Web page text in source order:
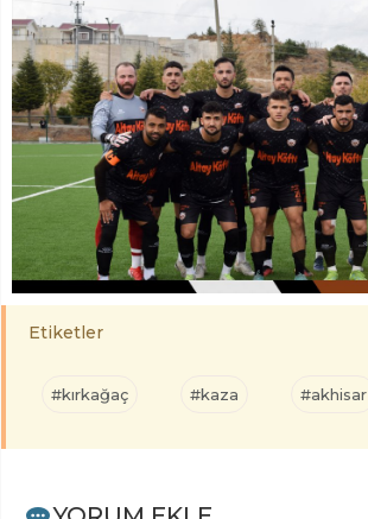
Etiketler
#kırkağaç #kaza #akhisar